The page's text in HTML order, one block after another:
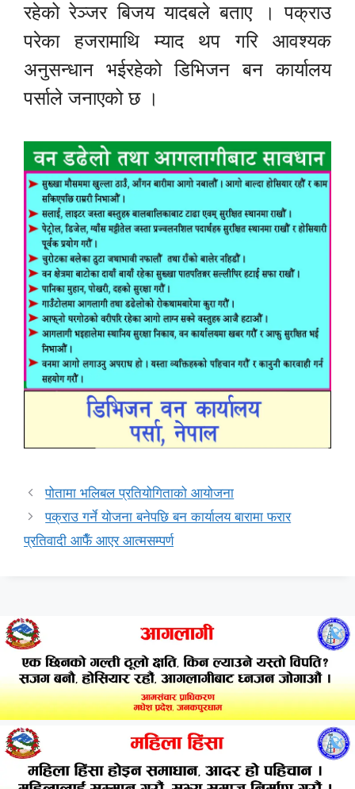
रहेको रेञ्जर बिजय यादबले बताए । पक्राउ
परेका हजरामाथि म्याद थप गरि आवश्यक
अनुसन्धान भईरहेको डिभिजन बन कार्यालय
पर्साले जनाएको छ ।
पोतामा भलिबल प्रतियोगिताको आयोजना
पक्राउ गर्ने योजना बनेपछि बन कार्यालय बारामा फरार
प्रतिवादी आफैँ आएर आत्मसम्पर्ण